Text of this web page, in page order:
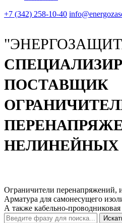
+7 (342) 258-10-40
ПОСТАВЩИК
НЕЛИНЕЙНЫХ
Ограничители перенапряжений,
Арматура для самонесущего
А также кабельно-